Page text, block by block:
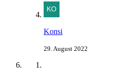
Konsi
29. August 2022